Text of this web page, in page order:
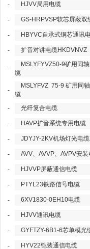
- HJVV局用电缆
- GS-HRPVSP软芯屏蔽双
- HBYVC自承式铜芯通讯
- 扩音对讲电缆HKDVNVZ
-
MSLYFYVZ50-9矿用同
缆
-
MSLYFVZ 75-9 矿用同
缆
-
光纤复合电缆
- HAVP扩音系统专用电缆
- JDYJY-2KV机场灯光电缆
- AVV、AVVP、AVPV安装
- HJVVP屏蔽通信电缆
- PTYL23铁路信号电缆
- 6XV1830-0EH10电缆
- HJVV通讯电缆
- GYFTZY-6B1-6芯单模光
- HYV22铠装通信电缆